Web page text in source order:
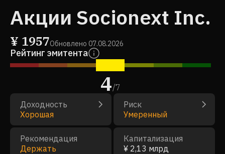
Акции Socionext Inc.
¥ 1957Обновлено 07.08.2026
Рейтинг эмитента
4/7
Доходность
Хорошая
Риск
Умеренный
Рекомендация
Держать
Капитализация
¥ 2,13 млрд